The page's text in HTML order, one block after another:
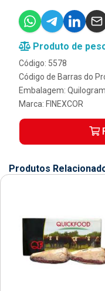
Produto de
Código: 5578
Código de Barras do
Embalagem:
Marca: FINEXCOR
Produtos